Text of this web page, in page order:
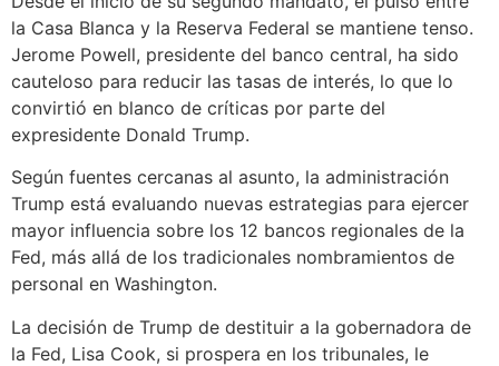
la Casa Blanca y la Reserva Federal se mantiene tenso.
Jerome Powell, presidente del banco central, ha sido
cauteloso para reducir las tasas de interés, lo que lo
convirtió en blanco de críticas por parte del
expresidente Donald Trump.
Según fuentes cercanas al asunto, la administración
Trump está evaluando nuevas estrategias para ejercer
mayor influencia sobre los 12 bancos regionales de la
Fed, más allá de los tradicionales nombramientos de
personal en Washington.
La decisión de Trump de destituir a la gobernadora de
la Fed, Lisa Cook, si prospera en los tribunales, le